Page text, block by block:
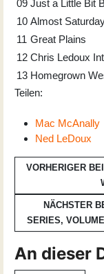
09 Just a Little Bit
10 Almost
11 Great Plains
12 Chris Ledoux
13 Homegrown
Teilen:
Mac McAnally
Ned LeDoux
VORHERIGER
NÄCHSTER
SERIES,
An dieser